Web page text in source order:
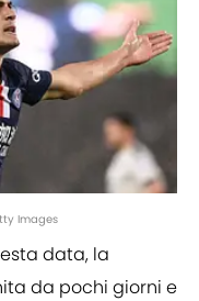
Images
data, la
da pochi giorni e